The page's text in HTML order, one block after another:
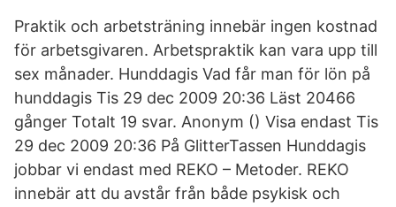
Praktik och arbetsträning innebär ingen kostnad
för arbetsgivaren. Arbetspraktik kan vara upp till
sex månader. Hunddagis Vad får man för lön på
hunddagis Tis 29 dec 2009 20:36 Läst 20466
gånger Totalt 19 svar. Anonym () Visa endast Tis
29 dec 2009 20:36 På GlitterTassen Hunddagis
jobbar vi endast med REKO – Metoder. REKO
innebär att du avstår från både psykisk och